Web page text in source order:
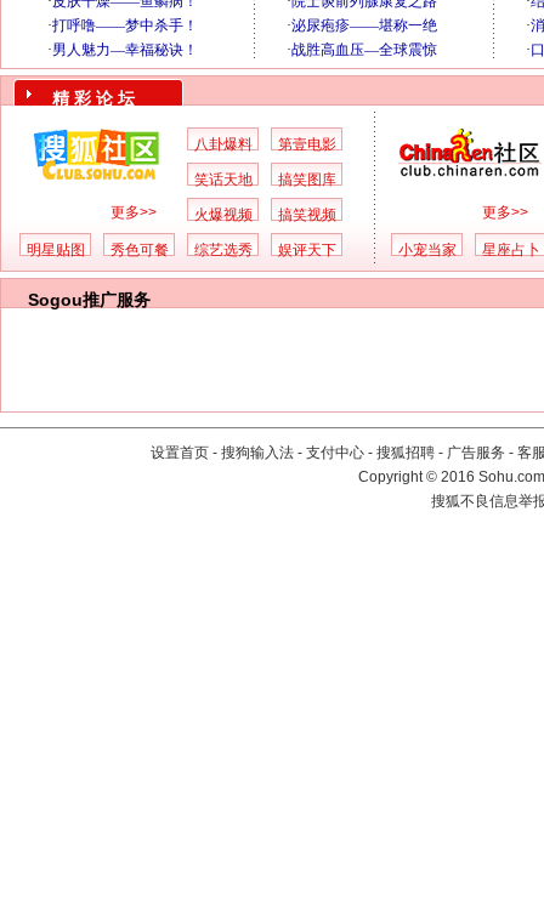
精 彩 论 坛
更多>>
八卦爆料 第壹电影
笑话天地 搞笑图库
火爆视频 搞笑视频
明星贴图 秀色可餐 综艺选秀 娱评天下
更多>>
小宠当家 星座占卜
Sogou推广服务
设置首页 - 搜狗输入法 - 支付中心 - 搜狐招聘 - 广告服务 - 客
Copyright©2016
搜狐不良信息举